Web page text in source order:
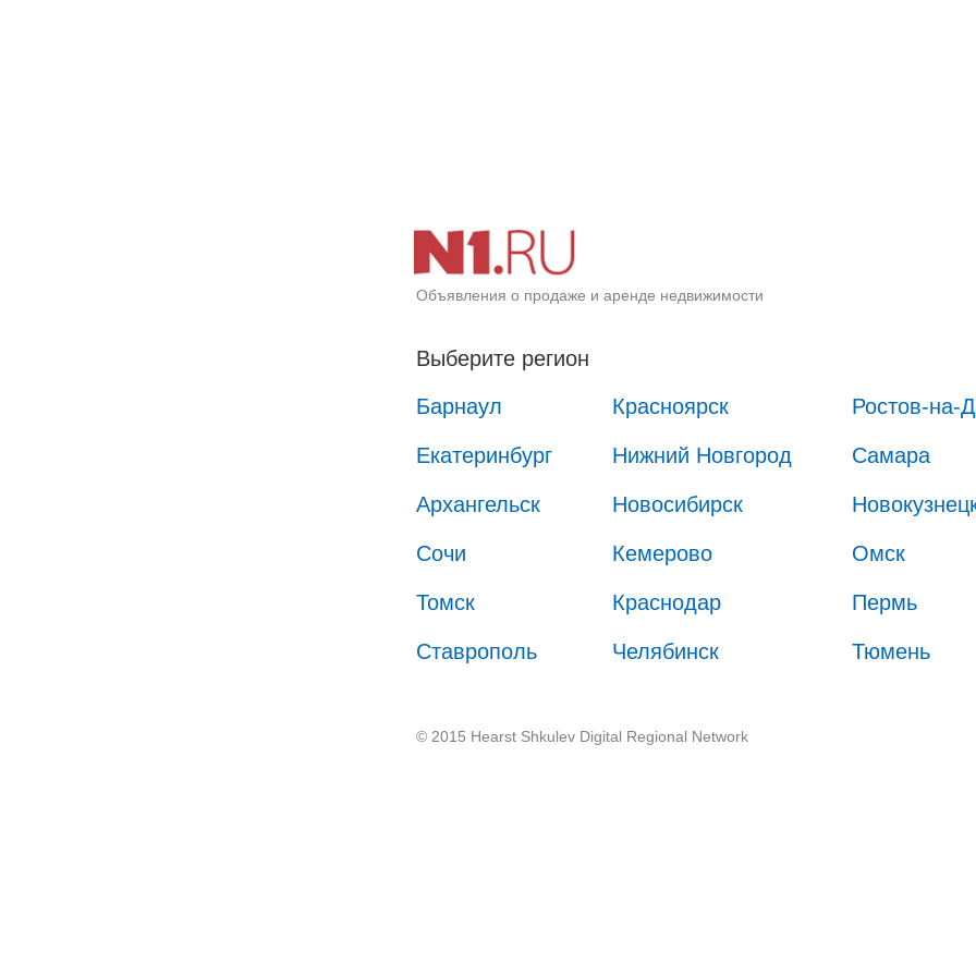
Объявления о продаже и аренде недвижимости
Выберите регион
Барнаул
Красноярск Ростов-на-
Екатеринбург Нижний Новгород Самара
Архангельск Новосибирск
Сочи Кемерово Омск
Томск Краснодар Пермь
Ставрополь Челябинск Тюмень
© 2015 Hearst Shkulev Digital Regional Network